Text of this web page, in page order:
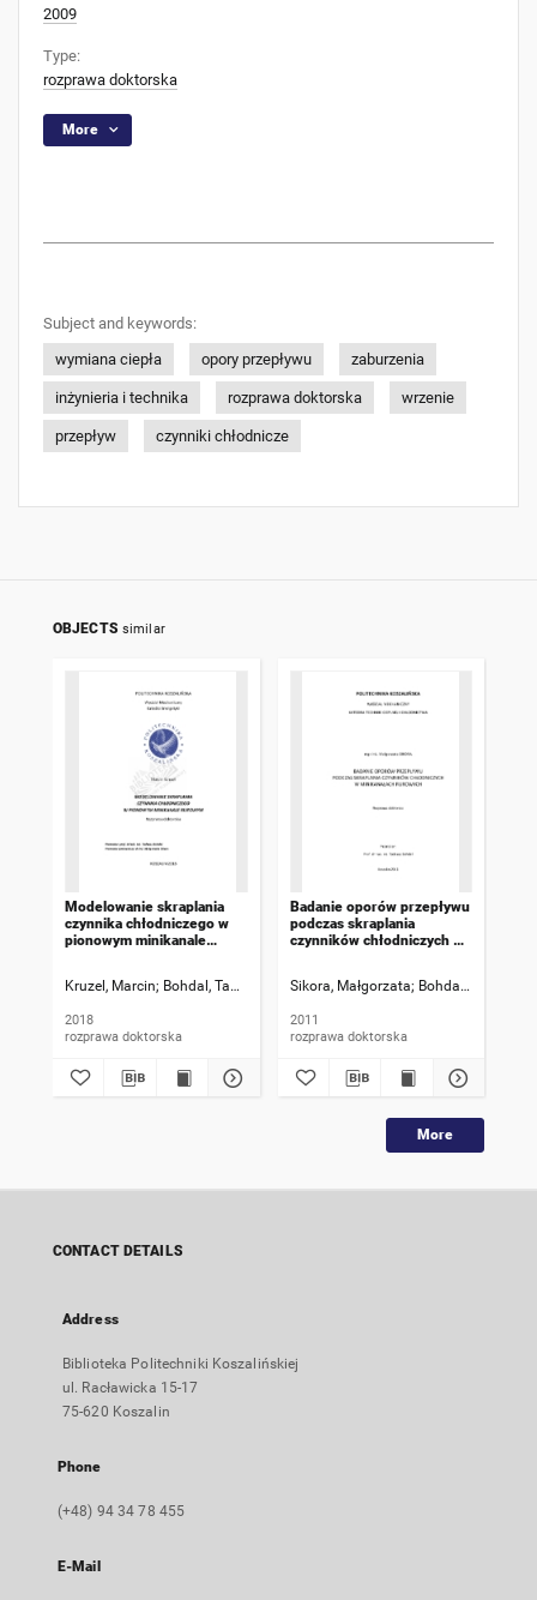
2009
Type:
rozprawa doktorska
More
Subject and keywords:
wymiana ciepła
opory przepływu zaburzenia
inżynieria i technika rozprawa doktorska wrzenie
przepływ czynniki chłodnicze
OBJECTS similar
Modelowanie skraplania
czynnika chłodniczego w
pionowym minikanale
Kruzel, Marcin Bohdal, Tadeusz [Promotor] Sikora, Małgorzata
2018
rozprawa doktorska
Badanie oporów przepływu
podczas skraplania
czynników chłodniczych w
Sikora, Małgorzata Bohdal, Tadeusz
2011
rozprawa doktorska
More
CONTACT DETAILS
Address
Biblioteka Politechniki Koszalińskiej
ul. Racławicka 15-17
75-620 Koszalin
Phone
(+48) 94 34 78 455
E-Mail